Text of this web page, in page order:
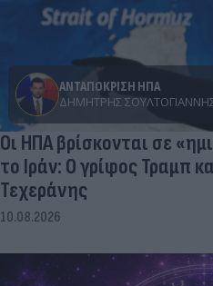
ΑΝΤΑΠΟΚΡΙΣΗ ΗΠΑ
ΔΗΜΉΤΡΗΣ
Οι ΗΠΑ βρίσκονται σε
το Ιράν: Ο γρίφος Τραμπ
Τεχεράνης
10.08.2026